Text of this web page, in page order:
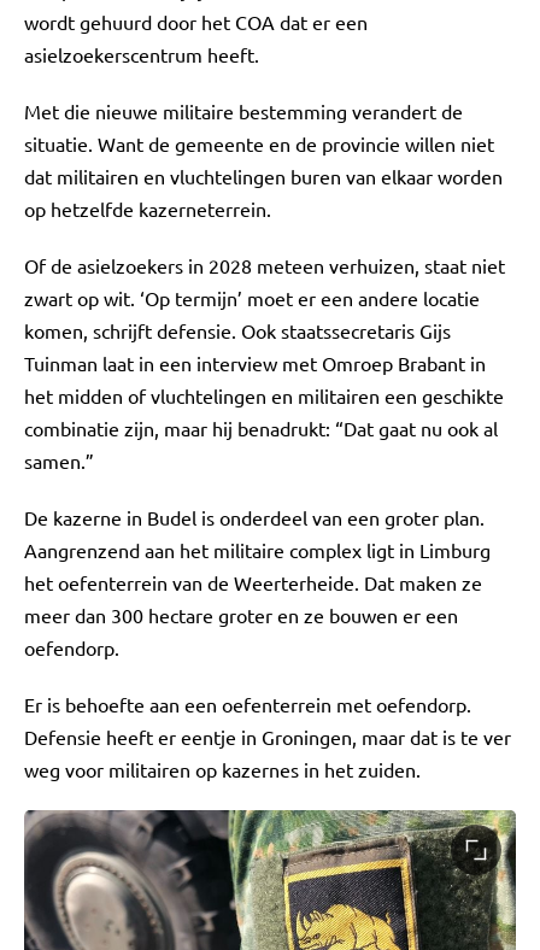
wordt gehuurd door het COA dat er een
asielzoekerscentrum heeft.
Met die nieuwe militaire bestemming verandert de
situatie. Want de gemeente en de provincie willen niet
dat militairen en vluchtelingen buren van elkaar worden
op hetzelfde kazerneterrein.
Of de asielzoekers in 2028 meteen verhuizen, staat niet
zwart op wit. ‘Op termijn’ moet er een andere locatie
komen, schrijft defensie. Ook staatssecretaris Gijs
Tuinman laat in een interview met Omroep Brabant in
het midden of vluchtelingen en militairen een geschikte
combinatie zijn, maar hij benadrukt: “Dat gaat nu ook al
samen.”
De kazerne in Budel is onderdeel van een groter plan.
Aangrenzend aan het militaire complex ligt in Limburg
het oefenterrein van de Weerterheide. Dat maken ze
meer dan 300 hectare groter en ze bouwen er een
oefendorp.
Er is behoefte aan een oefenterrein met oefendorp.
Defensie heeft er eentje in Groningen, maar dat is te ver
weg voor militairen op kazernes in het zuiden.